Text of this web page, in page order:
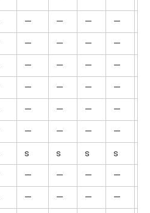
— — — —
— — — —
— — — —
— — — —
— — — —
— — — —
ѕ ѕ ѕ ѕ
— — — —
— — — —